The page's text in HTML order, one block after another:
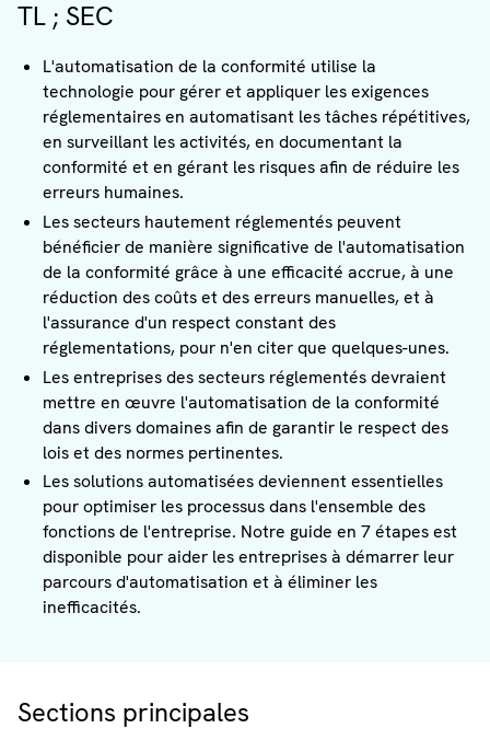
TL ; SEC
L'automatisation de la conformité utilise la
technologie pour gérer et appliquer les exigences
réglementaires en automatisant les tâches répétitives,
en surveillant les activités, en documentant la
conformité et en gérant les risques afin de réduire les
erreurs humaines.
Les secteurs hautement réglementés peuvent
bénéficier de manière significative de l'automatisation
de la conformité grâce à une efficacité accrue, à une
réduction des coûts et des erreurs manuelles, et à
l'assurance d'un respect constant des
réglementations, pour n'en citer que quelques-unes.
Les entreprises des secteurs réglementés devraient
mettre en œuvre l'automatisation de la conformité
dans divers domaines afin de garantir le respect des
lois et des normes pertinentes.
Les solutions automatisées deviennent essentielles
pour optimiser les processus dans l'ensemble des
fonctions de l'entreprise. Notre guide en 7 étapes est
disponible pour aider les entreprises à démarrer leur
parcours d'automatisation et à éliminer les
inefficacités.
Sections principales